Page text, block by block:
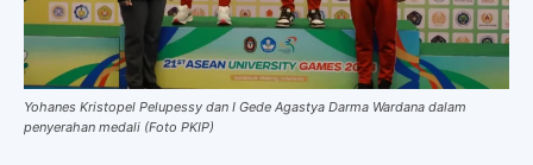
Yohanes Kristopel Pelupessy dan I Gede Agastya Darma Wardana dalam
penyerahan medali (Foto PKIP)